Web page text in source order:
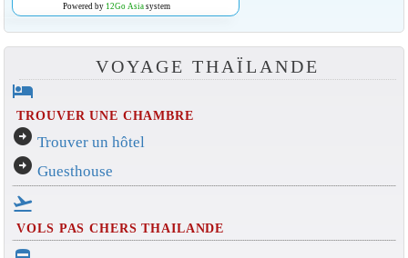
Powered by 12Go Asiasystem
VOYAGE THAÏLANDE
hotel
TROUVER UNE CHAMBRE
arrow_circle_right Trouver un hôtel
arrow_circle_right Guesthouse
flight_takeoff
VOLS PAS CHERS THAILANDE